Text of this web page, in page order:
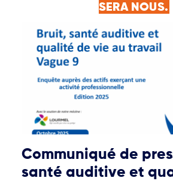
SERA NOUS.
Communiqué de
santé auditive et